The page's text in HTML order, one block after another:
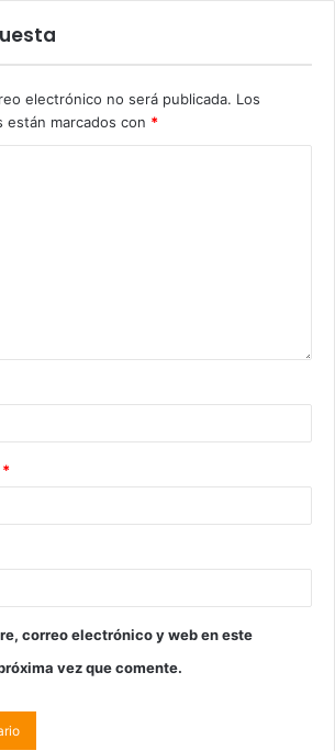
electrónico no será publicada. Los
están marcados con *
*
correo electrónico y web en este
vez que comente.